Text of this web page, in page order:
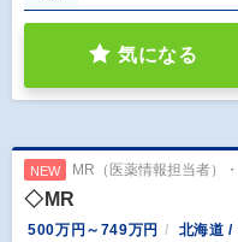
気になる
NEW MR（医薬情報担当者）
◇MR
500万円～749万円
北海道 /